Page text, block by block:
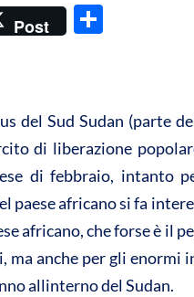
Post
di
vi
di
Sud Sudan (parte
di liberazione
di febbraio, intanto
paese africano si fa
africano, che forse è il
anche per gli enormi
allinterno del Sudan.